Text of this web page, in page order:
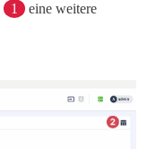
1
eine weitere